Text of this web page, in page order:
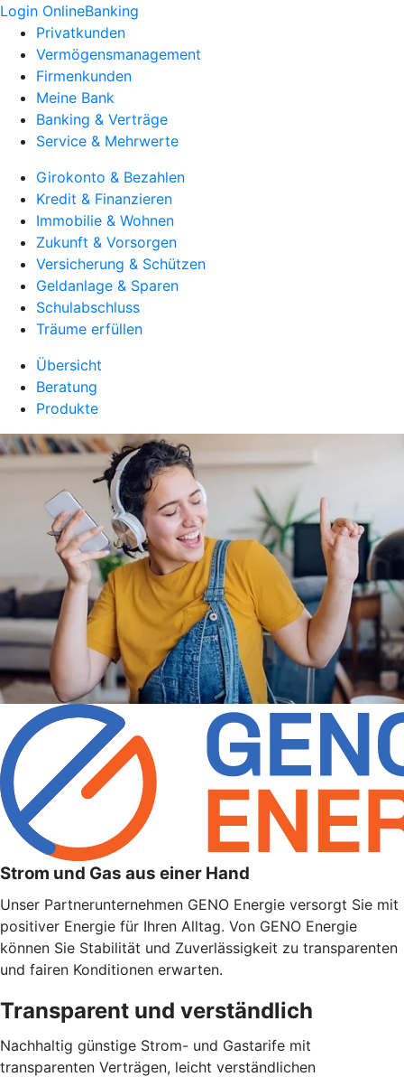
Login OnlineBanking
Privatkunden
Vermögensmanagement
Firmenkunden
Meine Bank
Banking & Verträge
Service & Mehrwerte
Girokonto & Bezahlen
Kredit & Finanzieren
Immobilie & Wohnen
Zukunft & Vorsorgen
Versicherung & Schützen
Geldanlage & Sparen
Schulabschluss
Träume erfüllen
Übersicht
Beratung
Produkte
Strom und Gas aus einer Hand
Unser Partnerunternehmen GENO Energie versorgt Sie mit
positiver Energie für Ihren Alltag. Von GENO Energie
können Sie Stabilität und Zuverlässigkeit zu transparenten
und fairen Konditionen erwarten.
Transparent und verständlich
Nachhaltig günstige Strom- und Gastarife mit
transparenten Verträgen, leicht verständlichen